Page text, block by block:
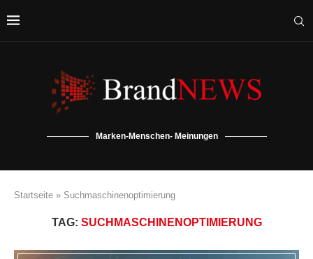
Marken-Menschen- Meinungen
Startseite » Suchmaschinenoptimierung
TAG: SUCHMASCHINENOPTIMIERUNG